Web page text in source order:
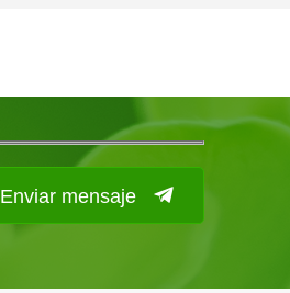
Enviar mensaje